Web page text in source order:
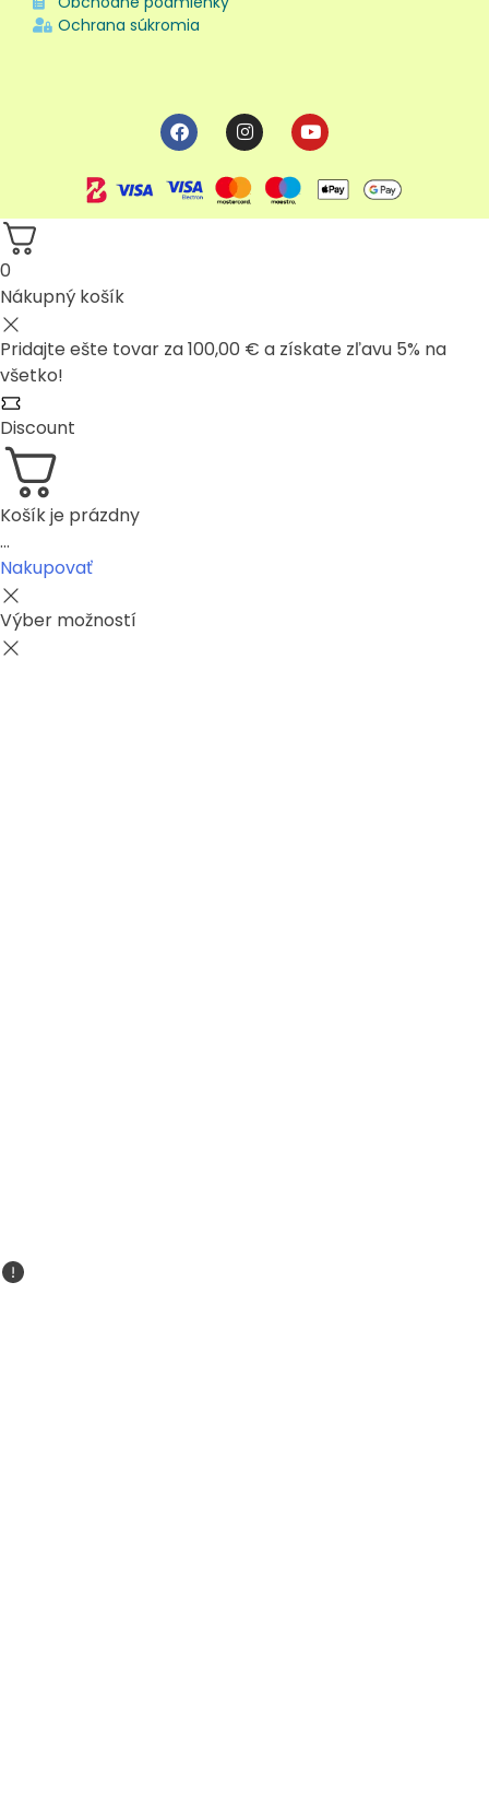
Ochrana súkromia
0
Nákupný košík
Pridajte ešte tovar za100,00 € a získate zľavu 5% na
všetko!
Discount
Košík je prázdny
...
Nakupovať
Výber možností